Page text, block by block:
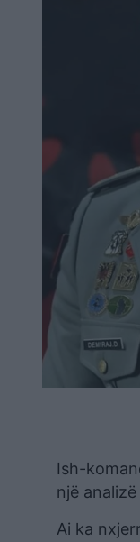
Ish-
një
Ai ka